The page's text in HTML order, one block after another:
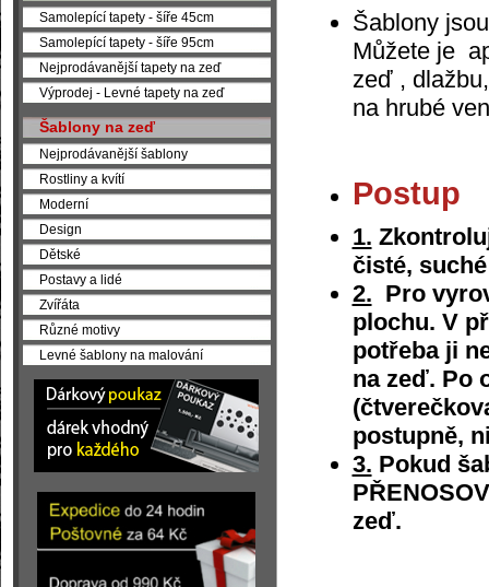
Šablony
Můžete je
zeď ,
na hrubé
Postup
1.
čisté,
2. Pro
plochu. V
potřeba ji
na zeď. Po
postupně,
3. Pokud
zeď.
Samolepící tapety - šíře 45cm
Samolepící tapety - šíře 95cm
Nejprodávanější tapety na zeď
Výprodej - Levné tapety na zeď
Šablony na zeď
Nejprodávanější šablony
Rostliny a kvítí
Moderní
Design
Dětské
Postavy a lidé
Zvířáta
Různé motivy
Levné šablony na malování